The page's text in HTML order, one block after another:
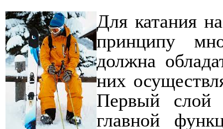
Для катания
принципу
должна
них
Первый слой
главной